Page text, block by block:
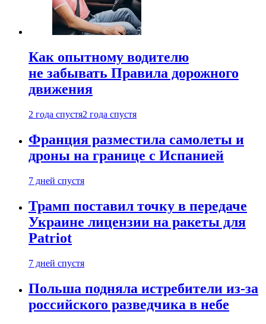
Как опытному водителю
не забывать Правила дорожного
движения
2 года спустя2 года спустя
Франция разместила самолеты и
дроны на границе с Испанией
7 дней спустя
Трамп поставил точку в передаче
Украине лицензии на ракеты для
Patriot
7 дней спустя
Польша подняла истребители из-за
российского разведчика в небе